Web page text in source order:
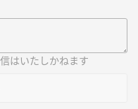
はいたしかねます